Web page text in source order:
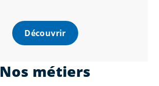
Découvrir
Nos métiers